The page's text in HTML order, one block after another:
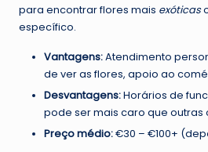
para encontrar flores mais exóticas
específico.
Vantagens:Atendimento
de ver as flores, apoio ao
Desvantagens:Horários de
pode ser mais caro que outras
Preço médio:€30 – €100+